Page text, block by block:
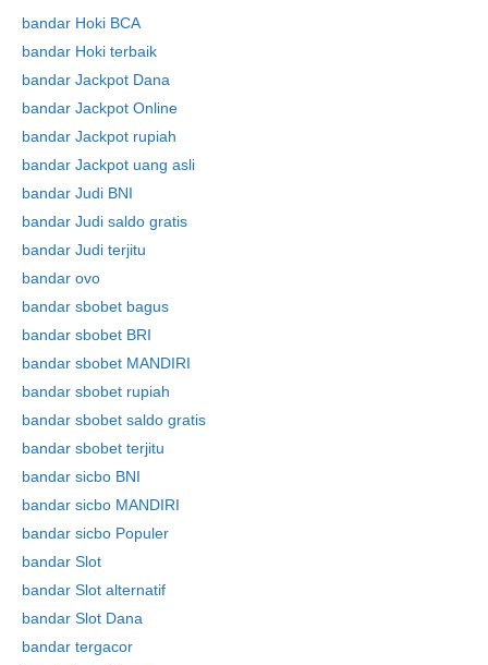
bandar Hoki BCA
bandar Hoki terbaik
bandar Jackpot Dana
bandar Jackpot Online
bandar Jackpot rupiah
bandar Jackpot uang asli
bandar Judi BNI
bandar Judi saldo gratis
bandar Judi terjitu
bandar ovo
bandar sbobet bagus
bandar sbobet BRI
bandar sbobet MANDIRI
bandar sbobet rupiah
bandar sbobet saldo gratis
bandar sbobet terjitu
bandar sicbo BNI
bandar sicbo MANDIRI
bandar sicbo Populer
bandar Slot
bandar Slot alternatif
bandar Slot Dana
bandar tergacor